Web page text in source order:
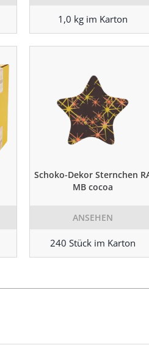
1,0 kg im Karton
Schoko-Dekor Sternchen
MB cocoa
ANSEHEN
240 Stück im Karton